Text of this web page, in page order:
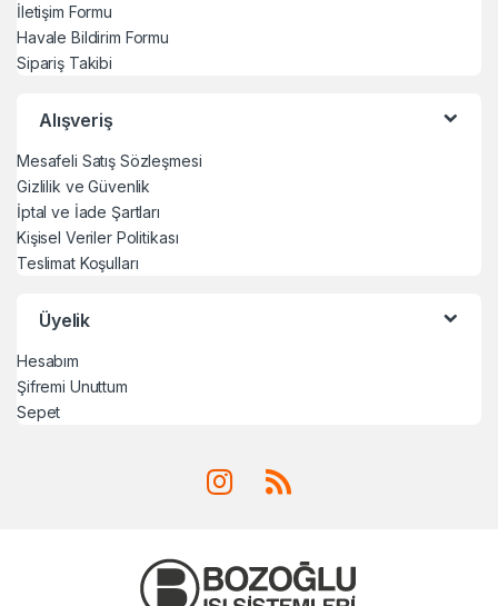
İletişim Formu
Havale Bildirim Formu
Sipariş Takibi
Alışveriş
Mesafeli Satış Sözleşmesi
Gizlilik ve Güvenlik
İptal ve İade Şartları
Kişisel Veriler Politikası
Teslimat Koşulları
Üyelik
Hesabım
Şifremi Unuttum
Sepet